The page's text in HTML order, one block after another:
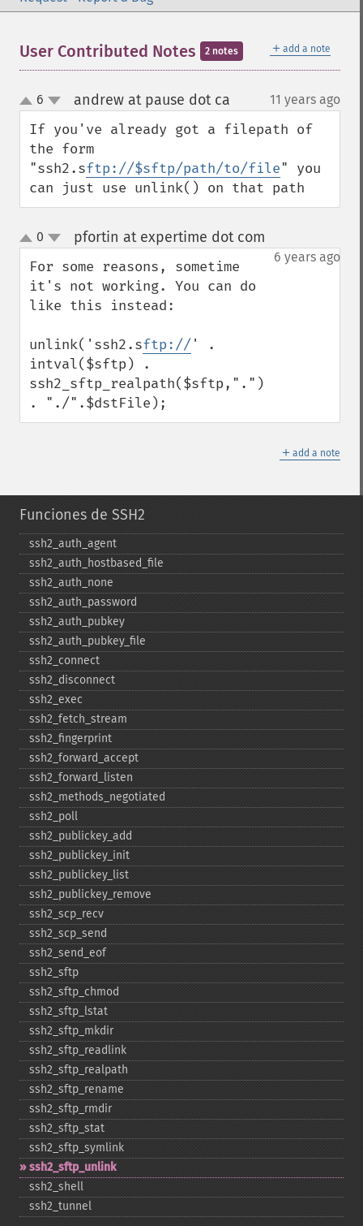
＋ add a note
User Contributed Notes 2 notes
up
down
6 andrew at pause dot ca 11 years ago
If you've already got a filepath of
the form
"ssh2.sftp://$sftp/path/to/file" you
can just use unlink() on that path
up
down
0 pfortin at expertime dot com
6 years ago
For some reasons, sometime
it's not working. You can do
like this instead:
unlink('ssh2.sftp:// ' .
intval($sftp) .
ssh2_sftp_realpath($sftp,".")
. "./".$dstFile);
＋ add a note
Funciones de SSH2
ssh2_​auth_​agent
ssh2_​auth_​hostbased_​file
ssh2_​auth_​none
ssh2_​auth_​password
ssh2_​auth_​pubkey
ssh2_​auth_​pubkey_​file
ssh2_​connect
ssh2_​disconnect
ssh2_​exec
ssh2_​fetch_​stream
ssh2_​fingerprint
ssh2_​forward_​accept
ssh2_​forward_​listen
ssh2_​methods_​negotiated
ssh2_​poll
ssh2_​publickey_​add
ssh2_​publickey_​init
ssh2_​publickey_​list
ssh2_​publickey_​remove
ssh2_​scp_​recv
ssh2_​scp_​send
ssh2_​send_​eof
ssh2_​sftp
ssh2_​sftp_​chmod
ssh2_​sftp_​lstat
ssh2_​sftp_​mkdir
ssh2_​sftp_​readlink
ssh2_​sftp_​realpath
ssh2_​sftp_​rename
ssh2_​sftp_​rmdir
ssh2_​sftp_​stat
ssh2_​sftp_​symlink
ssh2_​sftp_​unlink
ssh2_​shell
ssh2_​tunnel